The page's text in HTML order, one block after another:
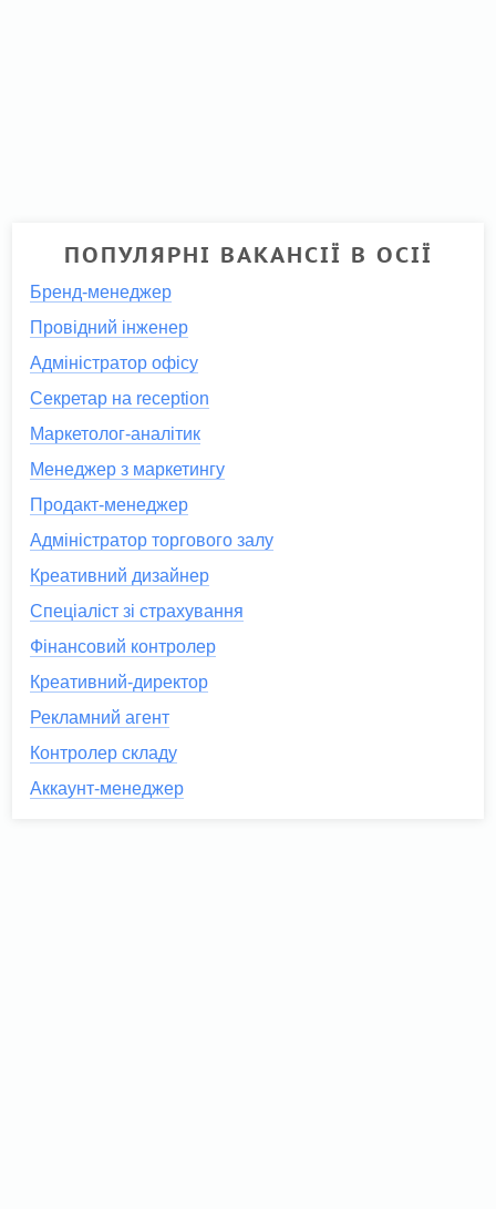
ПОПУЛЯРНІ ВАКАНСІЇ В ОСІЇ
Бренд-менеджер
Провідний інженер
Адміністратор офісу
Секретар на reception
Маркетолог-аналітик
Менеджер з маркетингу
Продакт-менеджер
Адміністратор торгового залу
Креативний дизайнер
Спеціаліст зі страхування
Фінансовий контролер
Креативний-директор
Рекламний агент
Контролер складу
Аккаунт-менеджер